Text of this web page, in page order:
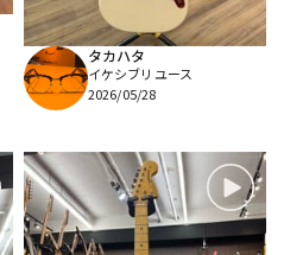
タカハタ
イケシブリユース
2026/05/28